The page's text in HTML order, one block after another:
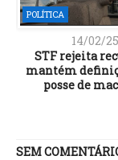
POLÍTICA
14/02/25
STF rejeita
mantém
posse de
SEM